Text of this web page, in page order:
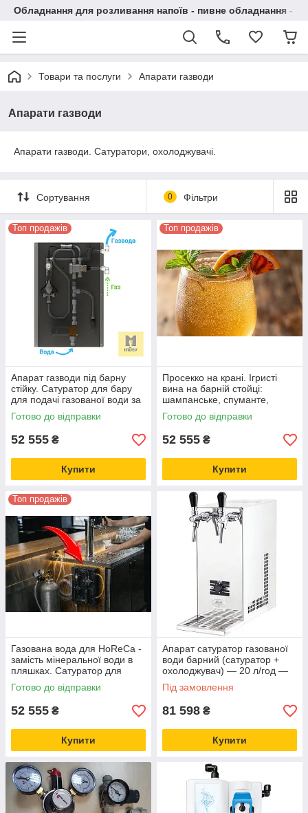
Обладнання для розливання напоїв - пивне обладнання - в
Товари та послуги Апарати газводи
Апарати газводи
Апарати газводи. Сатуратори, охолоджувачі.
Сортування 0 Фільтри
Топ продажів
Апарат газводи під барну
стійку. Сатуратор для бару
для подачі газованої води за
барною стійкою в кафе і
ресторанах.
Готово до відправки
52 555 ₴
Купити
Топ продажів
Просекко на крані. Ігристі
вина на барній стойці:
шампанське, спуманте,
глера, фризанте, апероль
спрітц, хуго спрітц
Готово до відправки
52 555 ₴
Купити
Топ продажів
Газована вода для HoReCa -
замість мінеральної води в
пляшках. Сатуратор для
бару, кафе, ресторану.
Насичення напоїв CO2, N2
Готово до відправки
52 555 ₴
Купити
Апарат сатуратор газованої
води барний (сатуратор +
охолоджувач) — 20 л/год —
SODA PYGMY, Lindr, Чехія
Під замовлення
81 598 ₴
Купити